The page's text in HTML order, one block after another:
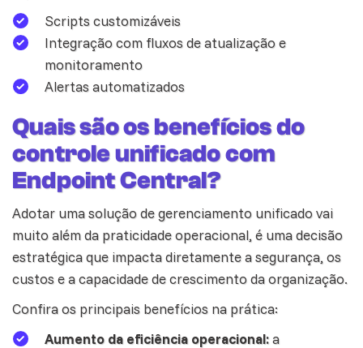
Scripts customizáveis
Integração com fluxos de atualização e
monitoramento
Alertas automatizados
Quais são os benefícios do
controle unificado com
Endpoint Central?
Adotar uma solução de gerenciamento unificado vai
muito além da praticidade operacional, é uma decisão
estratégica que impacta diretamente a segurança, os
custos e a capacidade de crescimento da organização.
Confira os principais benefícios na prática:
Aumento da eficiência operacional:a